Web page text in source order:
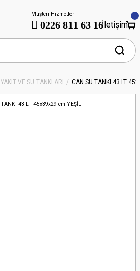
Müşteri Hizmetleri
0226 811 63 16İletişim
YAKIT VE SU TANKLARI CAN SU TANKI 43 LT